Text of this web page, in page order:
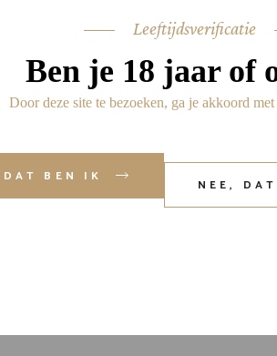
Leeftijdsverificatie
Ben je 18 jaar of
Door deze site te bezoeken, ga je akkoord
BEN IK
NEE,
| Ondersteund door Tevreden Websites
Home